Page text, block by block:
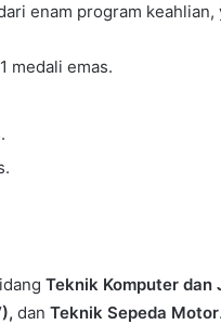
enam program keahlian,
medali emas.
Teknik Komputer dan
dan Teknik Sepeda Motor.